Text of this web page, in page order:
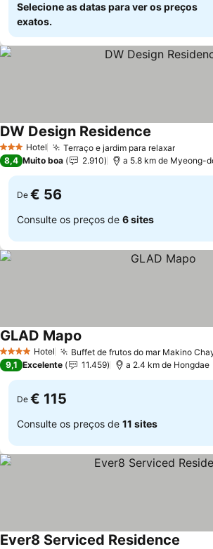
Selecione as datas para ver os preços
exatos.
3 EstrelasHotel Terraço e jardim para relaxarVer
DW Design Residence
8,4 Muito boa 2.910 a 5.8 km de Myeong-
De € 56
Consulte os preços de 6 sites
4 EstrelasHotel Buffet de frutos do mar Makino
GLAD Mapo
9,1 Excelente 11.459 a 2.4 km de Hongdae
De € 115
Consulte os preços de 11 sites
Ever8 Serviced Residence